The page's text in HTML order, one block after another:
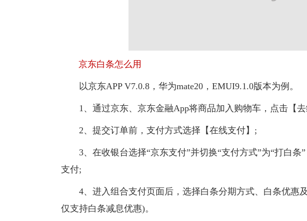
京东白条怎么用
以京东APP V7.0.8，华为mate20，EMUI9.1.0版本为例。
1、通过京东、京东金融App将商品加入购物车，点击【去
2、提交订单前，支付方式选择【在线支付】;
3、在收银台选择“京东支付”并切换“支付方式”为“打白条
支付;
4、进入组合支付页面后，选择白条分期方式、白条优惠
仅支持白条减息优惠)。